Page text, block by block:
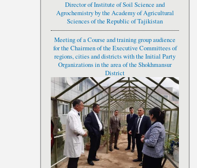
Director of Institute of Soil Science and
Agrochemistry by the Academy of Agricultural
Sciences of the Republic of Tajikistan
Meeting of a Course and training group audience
for the Chairmen of the Executive Committees of
regions, cities and districts with the Initial Party
Organizations in the area of the Shokhmansur
District